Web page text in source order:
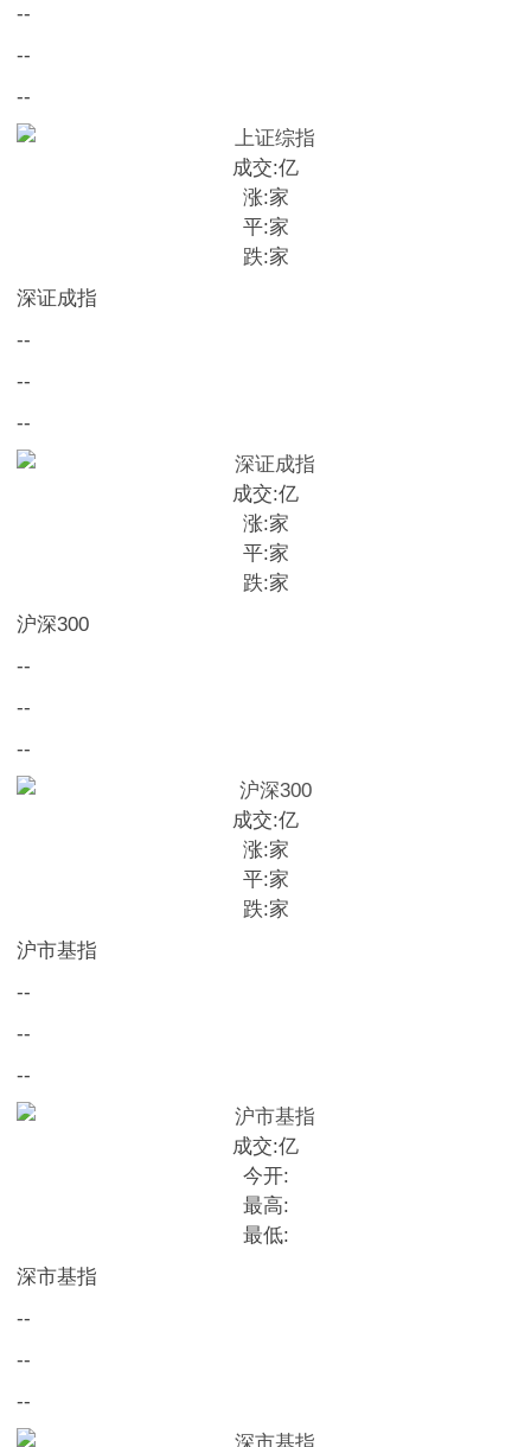
--
--
--
成交:亿
涨:家
平:家
跌:家
深证成指
--
--
--
成交:亿
涨:家
平:家
跌:家
沪深300
--
--
--
成交:亿
涨:家
平:家
跌:家
沪市基指
--
--
--
成交:亿
今开:
最高:
最低:
深市基指
--
--
--